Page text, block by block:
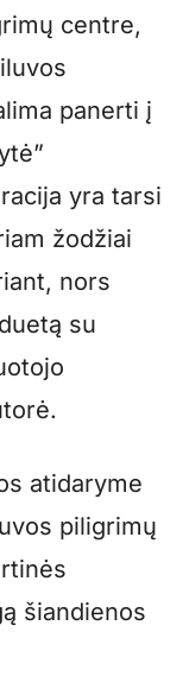
centre,
panerti į
yra tarsi
žodžiai
nors
su
atidaryme
piligrimų
šiandienos